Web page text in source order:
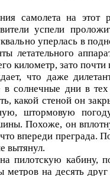
самолета на этот
успели
уперлась в
летательного
километр, зато
что даже
солнечные дни в
какой стеной он
штормовую
Похоже, он
впереди преграда.
вытянул.
пилотскую кабину,
метров на десять